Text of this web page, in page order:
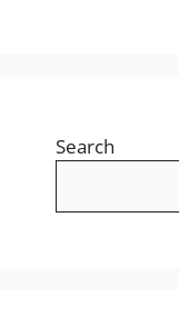
Search